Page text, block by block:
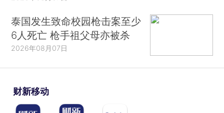
泰国发生致命校园枪击案至少
6人死亡 枪手祖父母亦被杀
2026年08月07日
财新移动